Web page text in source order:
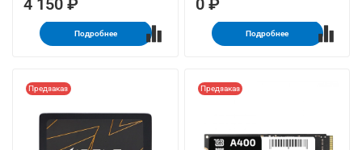
4 150 ₽
Подробнее
0 ₽
Подробнее
Предзаказ Предзаказ